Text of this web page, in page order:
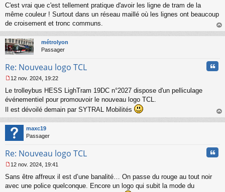
e
s
s
g
e
n
n
u
C'est vrai que c'est tellement pratique d'avoir les ligne de tram de la
même couleur ! Surtout dans un réseau maillé où les lignes ont beaucoup
de croisement et tronc communs.
au
métrolyon
Passager
Re: Nouveau logo TCL
e
s
a
g
e
n
n
u
12 nov. 2024, 19:22
Le trolleybus HESS LighTram 19DC n°2027 dispose d'un pelliculage
événementiel pour promouvoir le nouveau logo TCL.
Il est dévoilé demain par SYTRAL Mobilités
au
maxc19
Passager
Re: Nouveau logo TCL
e
s
12 nov. 2024, 19:41
Sans être affreux il est d’une banalité… On passe du rouge au tout noir
avec une police quelconque. Encore un logo qui subit la mode du